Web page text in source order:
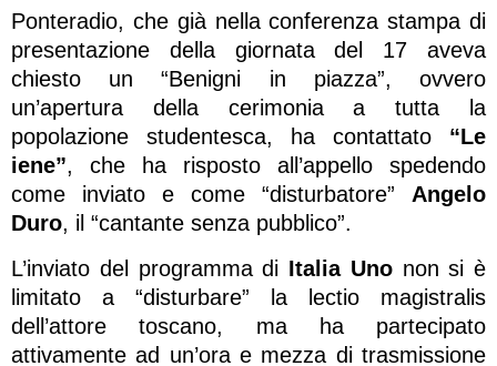
Ponteradio, che già nella conferenza stampa di
presentazione della giornata del 17 aveva
chiesto un “Benigni in piazza”, ovvero
un’apertura della cerimonia a tutta la
popolazione studentesca, ha contattato “Le
iene”, che ha risposto all’appello spedendo
come inviato e come “disturbatore” Angelo
Duro, il “cantante senza pubblico”.
L’inviato del programma di Italia Unonon si è
limitato a “disturbare” la lectio magistralis
dell’attore toscano, ma ha partecipato
attivamente ad un’ora e mezza di trasmissione